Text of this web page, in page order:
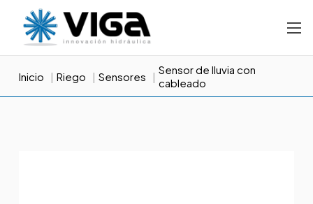
Inicio Riego Sensores
Sensor de lluvia con
cableado